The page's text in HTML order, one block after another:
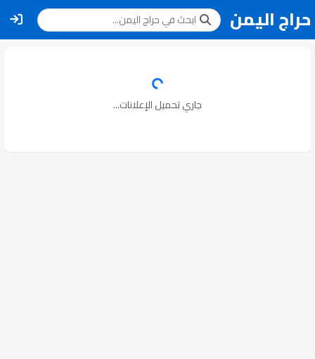
حراج اليمن
جاري تحميل الإعلانات...